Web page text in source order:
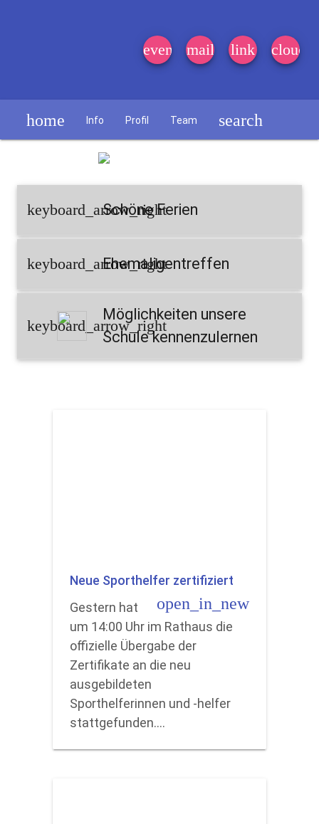
event_note
mail link cloud
home Info Profil Team search
keyboard_arrow_right
Schöne Ferien
keyboard_arrow_rightEhemaligentreffen
keyboard_arrow_right
Möglichkeiten unsere
Schule kennenzulernen
Neue Sporthelfer zertifiziert
open_in_new
Gestern hat
um 14:00 Uhr im Rathaus die
offizielle Übergabe der
Zertifikate an die neu
ausgebildeten
Sporthelferinnen und -helfer
stattgefunden.…